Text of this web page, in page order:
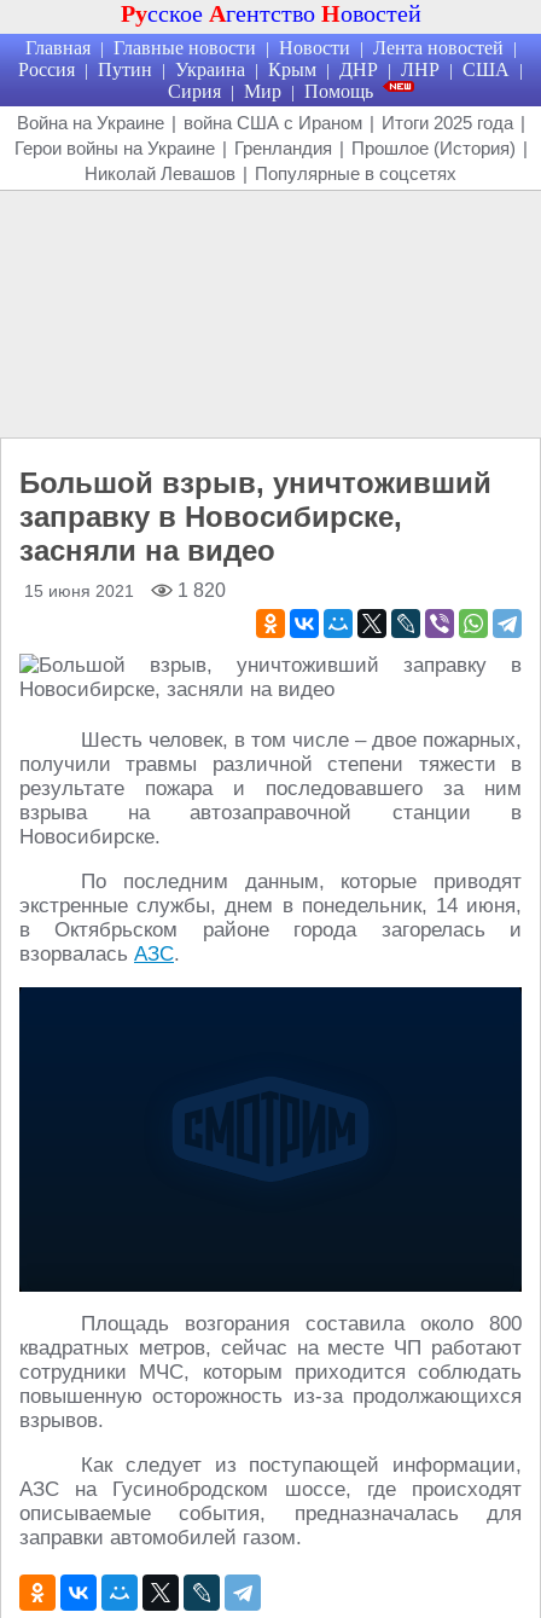
Русское Агентство Новостей
Главная | Главные новости | Новости | Лента новостей |
Россия | Путин | Украина | Крым | ДНР | ЛНР | США |
Сирия | Мир | Помощь
Война на Украине | война США с Ираном | Итоги 2025 года |
Герои войны на Украине | Гренландия | Прошлое (История) |
Николай Левашов | Популярные в соцсетях
Большой взрыв, уничтоживший
заправку в Новосибирске,
засняли на видео
15 июня 2021 1 820
Шесть человек, в том числе – двое пожарных,
получили травмы различной степени тяжести в
результате пожара и последовавшего за ним
взрыва на автозаправочной станции в
Новосибирске.
По последним данным, которые приводят
экстренные службы, днем в понедельник, 14 июня,
в Октябрьском районе города загорелась и
взорвалась АЗС.
Площадь возгорания составила около 800
квадратных метров, сейчас на месте ЧП работают
сотрудники МЧС, которым приходится соблюдать
повышенную осторожность из-за продолжающихся
взрывов.
Как следует из поступающей информации,
АЗС на Гусинобродском шоссе, где происходят
описываемые события, предназначалась для
заправки автомобилей газом.